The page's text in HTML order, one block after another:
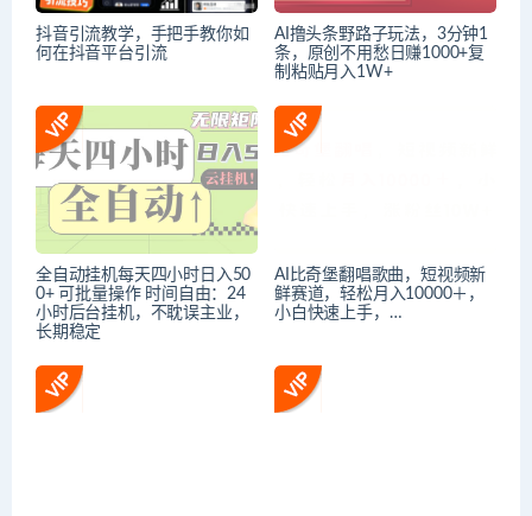
抖音引流教学，手把手教你如
何在抖音平台引流
AI撸头条野路子玩法，3分钟1
条，原创不用愁日赚1000+复
制粘贴月入1W+
全自动挂机每天四小时日入50
0+ 可批量操作 时间自由：24
小时后台挂机，不耽误主业，
长期稳定
AI比奇堡翻唱歌曲，短视频新
鲜赛道，轻松月入10000＋，
小白快速上手，…